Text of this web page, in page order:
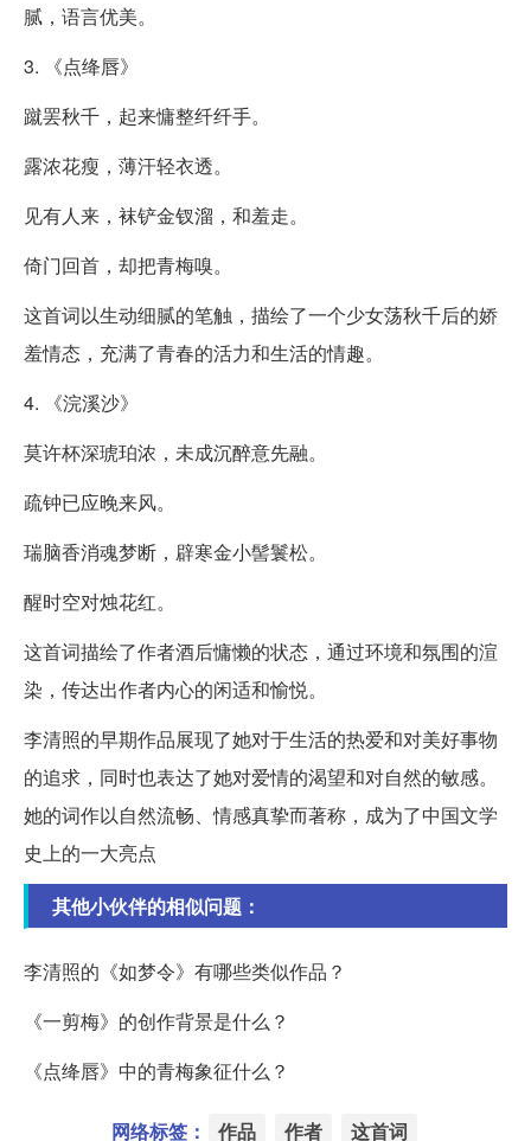
腻，语言优美。
3. 《点绛唇》
蹴罢秋千，起来慵整纤纤手。
露浓花瘦，薄汗轻衣透。
见有人来，袜铲金钗溜，和羞走。
倚门回首，却把青梅嗅。
这首词以生动细腻的笔触，描绘了一个少女荡秋千后的娇
羞情态，充满了青春的活力和生活的情趣。
4. 《浣溪沙》
莫许杯深琥珀浓，未成沉醉意先融。
疏钟已应晚来风。
瑞脑香消魂梦断，辟寒金小髻鬟松。
醒时空对烛花红。
这首词描绘了作者酒后慵懒的状态，通过环境和氛围的渲
染，传达出作者内心的闲适和愉悦。
李清照的早期作品展现了她对于生活的热爱和对美好事物
的追求，同时也表达了她对爱情的渴望和对自然的敏感。
她的词作以自然流畅、情感真挚而著称，成为了中国文学
史上的一大亮点
其他小伙伴的相似问题：
李清照的《如梦令》有哪些类似作品？
《一剪梅》的创作背景是什么？
《点绛唇》中的青梅象征什么？
网络标签： 作品 作者 这首词